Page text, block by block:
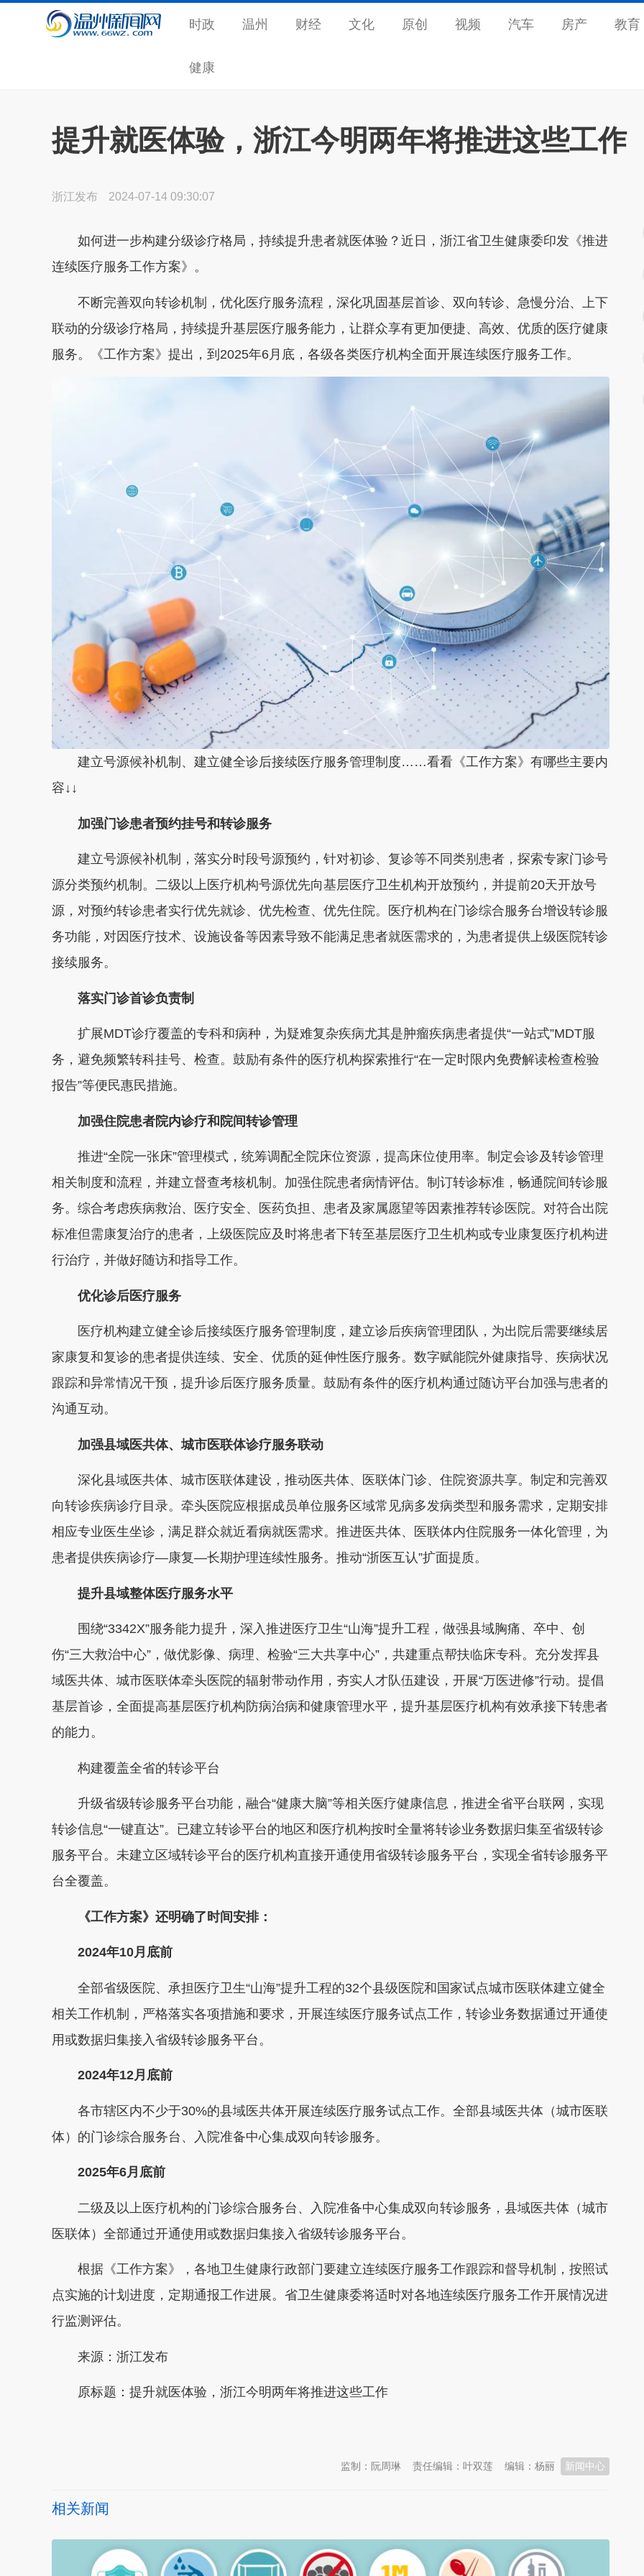
时政 温州 财经 文化 原创 视频 汽车 房产 教育
健康
提升就医体验，浙江今明两年将推进这些工作
浙江发布 2024-07-14 09:30:07
如何进一步构建分级诊疗格局，持续提升患者就医体验？近日，浙江省卫生健康委印发《推进
连续医疗服务工作方案》。
不断完善双向转诊机制，优化医疗服务流程，深化巩固基层首诊、双向转诊、急慢分治、上下
联动的分级诊疗格局，持续提升基层医疗服务能力，让群众享有更加便捷、高效、优质的医疗健康
服务。《工作方案》提出，到2025年6月底，各级各类医疗机构全面开展连续医疗服务工作。
建立号源候补机制、建立健全诊后接续医疗服务管理制度……看看《工作方案》有哪些主要内
容↓↓
加强门诊患者预约挂号和转诊服务
建立号源候补机制，落实分时段号源预约，针对初诊、复诊等不同类别患者，探索专家门诊号
源分类预约机制。二级以上医疗机构号源优先向基层医疗卫生机构开放预约，并提前20天开放号
源，对预约转诊患者实行优先就诊、优先检查、优先住院。医疗机构在门诊综合服务台增设转诊服
务功能，对因医疗技术、设施设备等因素导致不能满足患者就医需求的，为患者提供上级医院转诊
接续服务。
落实门诊首诊负责制
扩展MDT诊疗覆盖的专科和病种，为疑难复杂疾病尤其是肿瘤疾病患者提供“一站式”MDT服
务，避免频繁转科挂号、检查。鼓励有条件的医疗机构探索推行“在一定时限内免费解读检查检验
报告”等便民惠民措施。
加强住院患者院内诊疗和院间转诊管理
推进“全院一张床”管理模式，统筹调配全院床位资源，提高床位使用率。制定会诊及转诊管理
相关制度和流程，并建立督查考核机制。加强住院患者病情评估。制订转诊标准，畅通院间转诊服
务。综合考虑疾病救治、医疗安全、医药负担、患者及家属愿望等因素推荐转诊医院。对符合出院
标准但需康复治疗的患者，上级医院应及时将患者下转至基层医疗卫生机构或专业康复医疗机构进
行治疗，并做好随访和指导工作。
优化诊后医疗服务
医疗机构建立健全诊后接续医疗服务管理制度，建立诊后疾病管理团队，为出院后需要继续居
家康复和复诊的患者提供连续、安全、优质的延伸性医疗服务。数字赋能院外健康指导、疾病状况
跟踪和异常情况干预，提升诊后医疗服务质量。鼓励有条件的医疗机构通过随访平台加强与患者的
沟通互动。
加强县域医共体、城市医联体诊疗服务联动
深化县域医共体、城市医联体建设，推动医共体、医联体门诊、住院资源共享。制定和完善双
向转诊疾病诊疗目录。牵头医院应根据成员单位服务区域常见病多发病类型和服务需求，定期安排
相应专业医生坐诊，满足群众就近看病就医需求。推进医共体、医联体内住院服务一体化管理，为
患者提供疾病诊疗—康复—长期护理连续性服务。推动“浙医互认”扩面提质。
提升县域整体医疗服务水平
围绕“3342X”服务能力提升，深入推进医疗卫生“山海”提升工程，做强县域胸痛、卒中、创
伤“三大救治中心”，做优影像、病理、检验“三大共享中心”，共建重点帮扶临床专科。充分发挥县
域医共体、城市医联体牵头医院的辐射带动作用，夯实人才队伍建设，开展“万医进修”行动。提倡
基层首诊，全面提高基层医疗机构防病治病和健康管理水平，提升基层医疗机构有效承接下转患者
的能力。
构建覆盖全省的转诊平台
升级省级转诊服务平台功能，融合“健康大脑”等相关医疗健康信息，推进全省平台联网，实现
转诊信息“一键直达”。已建立转诊平台的地区和医疗机构按时全量将转诊业务数据归集至省级转诊
服务平台。未建立区域转诊平台的医疗机构直接开通使用省级转诊服务平台，实现全省转诊服务平
台全覆盖。
《工作方案》还明确了时间安排：
2024年10月底前
全部省级医院、承担医疗卫生“山海”提升工程的32个县级医院和国家试点城市医联体建立健全
相关工作机制，严格落实各项措施和要求，开展连续医疗服务试点工作，转诊业务数据通过开通使
用或数据归集接入省级转诊服务平台。
2024年12月底前
各市辖区内不少于30%的县域医共体开展连续医疗服务试点工作。全部县域医共体（城市医联
体）的门诊综合服务台、入院准备中心集成双向转诊服务。
2025年6月底前
二级及以上医疗机构的门诊综合服务台、入院准备中心集成双向转诊服务，县域医共体（城市
医联体）全部通过开通使用或数据归集接入省级转诊服务平台。
根据《工作方案》，各地卫生健康行政部门要建立连续医疗服务工作跟踪和督导机制，按照试
点实施的计划进度，定期通报工作进展。省卫生健康委将适时对各地连续医疗服务工作开展情况进
行监测评估。
来源：浙江发布
原标题： 提升就医体验，浙江今明两年将推进这些工作
新闻中心
编辑：杨丽
责任编辑：叶双莲
监制：阮周琳
相关新闻